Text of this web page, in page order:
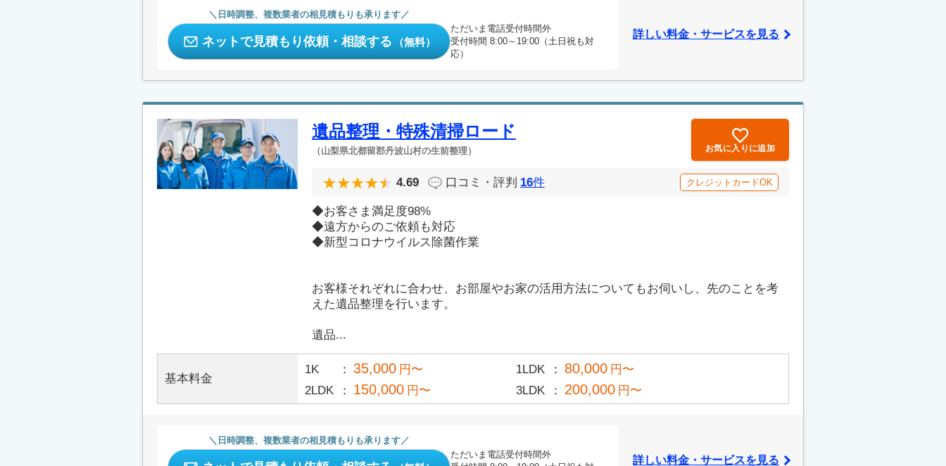
日時調整、複数業者の相見積もりも承ります
ネットで見積もり依頼・相談する （無料）
ただいま電話受付時間外
受付時間 8:00～19:00（土日祝も対
応）
詳しい料金・サービスを見る
遺品整理・特殊清掃ロード
（山梨県北都留郡丹波山村の生前整理） お気に入りに追加
4.69 口コミ・評判 16件 クレジットカードOK
◆お客さま満足度98%
◆遠方からのご依頼も対応
◆新型コロナウイルス除菌作業
お客様それぞれに合わせ、お部屋やお家の活用方法についてもお伺いし、先のことを考
えた遺品整理を行います。
遺品...
基本料金
1K 35,000 円〜 1LDK 80,000 円〜
2LDK
150,000 円〜 3LDK 200,000 円〜
日時調整、複数業者の相見積もりも承ります
ただいま電話受付時間外
詳しい料金・サービスを見る